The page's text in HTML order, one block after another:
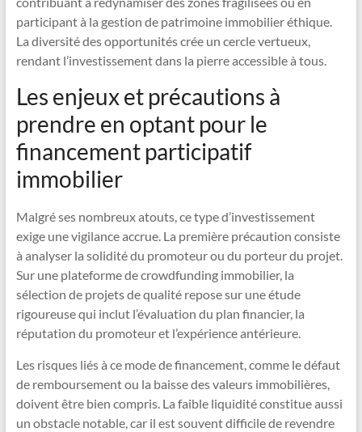
participant à la gestion de patrimoine immobilier éthique.
La diversité des opportunités crée un cercle vertueux,
rendant l’investissement dans la pierre accessible à tous.
Les enjeux et précautions à
prendre en optant pour le
financement participatif
immobilier
Malgré ses nombreux atouts, ce type d’investissement
exige une vigilance accrue. La première précaution consiste
à analyser la solidité du promoteur ou du porteur du projet.
Sur une plateforme de crowdfunding immobilier, la
sélection de projets de qualité repose sur une étude
rigoureuse qui inclut l’évaluation du plan financier, la
réputation du promoteur et l’expérience antérieure.
Les risques liés à ce mode de financement, comme le défaut
de remboursement ou la baisse des valeurs immobilières,
doivent être bien compris. La faible liquidité constitue aussi
un obstacle notable, car il est souvent difficile de revendre